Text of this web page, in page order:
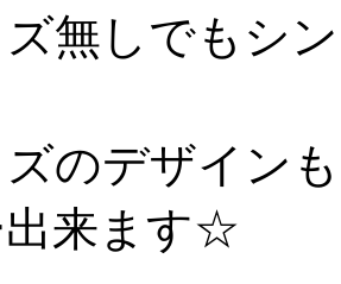
無しでもシ
のデザイン
出来ます☆